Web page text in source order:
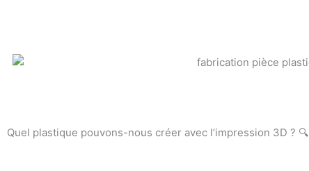
Quel plastique pouvons-nous créer avec l’impression 3D ? 🔍